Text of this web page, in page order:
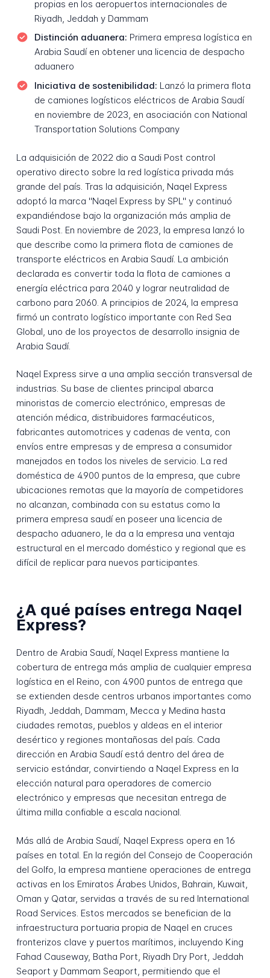
propias en los aeropuertos internacionales de
Riyadh, Jeddah y Dammam
Distinción aduanera: Primera empresa logística en
Arabia Saudí en obtener una licencia de despacho
aduanero
Iniciativa de sostenibilidad: Lanzó la primera flota
de camiones logísticos eléctricos de Arabia Saudí
en noviembre de 2023, en asociación con National
Transportation Solutions Company
La adquisición de 2022 dio a Saudi Post control
operativo directo sobre la red logística privada más
grande del país. Tras la adquisición, Naqel Express
adoptó la marca "Naqel Express by SPL" y continuó
expandiéndose bajo la organización más amplia de
Saudi Post. En noviembre de 2023, la empresa lanzó lo
que describe como la primera flota de camiones de
transporte eléctricos en Arabia Saudí. La ambición
declarada es convertir toda la flota de camiones a
energía eléctrica para 2040 y lograr neutralidad de
carbono para 2060. A principios de 2024, la empresa
firmó un contrato logístico importante con Red Sea
Global, uno de los proyectos de desarrollo insignia de
Arabia Saudí.
Naqel Express sirve a una amplia sección transversal de
industrias. Su base de clientes principal abarca
minoristas de comercio electrónico, empresas de
atención médica, distribuidores farmacéuticos,
fabricantes automotrices y cadenas de venta, con
envíos entre empresas y de empresa a consumidor
manejados en todos los niveles de servicio. La red
doméstica de 4.900 puntos de la empresa, que cubre
ubicaciones remotas que la mayoría de competidores
no alcanzan, combinada con su estatus como la
primera empresa saudí en poseer una licencia de
despacho aduanero, le da a la empresa una ventaja
estructural en el mercado doméstico y regional que es
difícil de replicar para nuevos participantes.
¿A qué países entrega Naqel
Express?
Dentro de Arabia Saudí, Naqel Express mantiene la
cobertura de entrega más amplia de cualquier empresa
logística en el Reino, con 4.900 puntos de entrega que
se extienden desde centros urbanos importantes como
Riyadh, Jeddah, Dammam, Mecca y Medina hasta
ciudades remotas, pueblos y aldeas en el interior
desértico y regiones montañosas del país. Cada
dirección en Arabia Saudí está dentro del área de
servicio estándar, convirtiendo a Naqel Express en la
elección natural para operadores de comercio
electrónico y empresas que necesitan entrega de
última milla confiable a escala nacional.
Más allá de Arabia Saudí, Naqel Express opera en 16
países en total. En la región del Consejo de Cooperación
del Golfo, la empresa mantiene operaciones de entrega
activas en los Emiratos Árabes Unidos, Bahrain, Kuwait,
Oman y Qatar, servidas a través de su red International
Road Services. Estos mercados se benefician de la
infraestructura portuaria propia de Naqel en cruces
fronterizos clave y puertos marítimos, incluyendo King
Fahad Causeway, Batha Port, Riyadh Dry Port, Jeddah
Seaport y Dammam Seaport, permitiendo que el